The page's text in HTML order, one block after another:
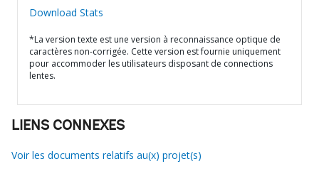
Download Stats
*La version texte est une version à reconnaissance optique de
caractères non-corrigée. Cette version est fournie uniquement
pour accommoder les utilisateurs disposant de connections
lentes.
LIENS CONNEXES
Voir les documents relatifs au(x) projet(s)